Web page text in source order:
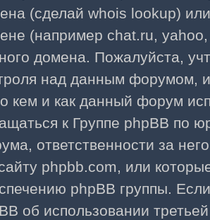
(сделай whois lookup)
(например chat.ru,
домена. Пожалуйста,
над данным форумом,
кем и как данный форум
к Группе phpBB по
ответственности за
phpbb.com, или
phpBB группы.
об использовании